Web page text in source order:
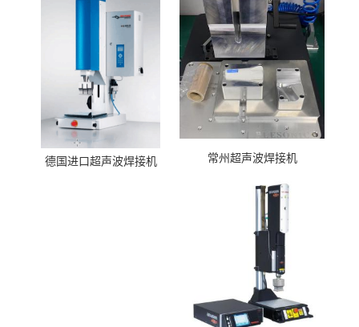
德国进口超声波焊接机 常州超声波焊接机